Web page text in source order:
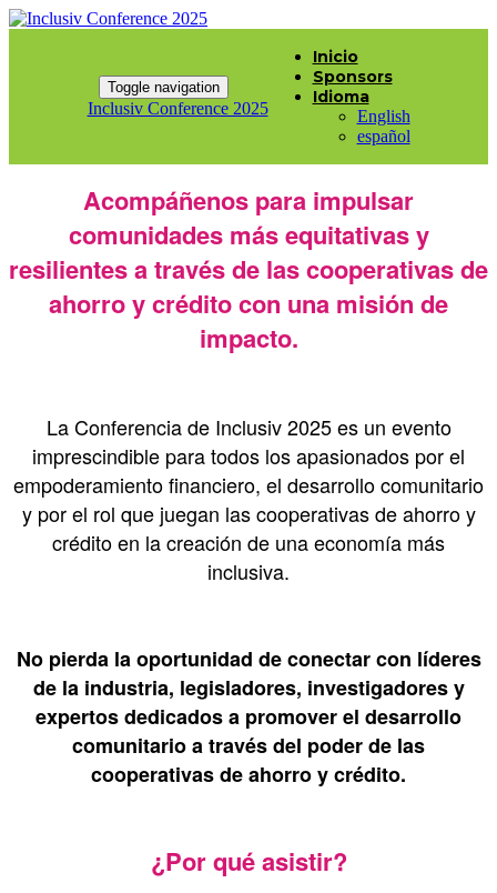
Toggle navigation
Inclusiv Conference 2025
Inicio
Sponsors
Idioma
English
español
Acompáñenos para impulsar
comunidades más equitativas y
resilientes a través de las cooperativas de
ahorro y crédito con una misión de
impacto.
La Conferencia de Inclusiv 2025 es un evento
imprescindible para todos los apasionados por el
empoderamiento financiero, el desarrollo comunitario
y por el rol que juegan las cooperativas de ahorro y
crédito en la creación de una economía más
inclusiva.
No pierda la oportunidad de conectar con líderes
de la industria, legisladores, investigadores y
expertos dedicados a promover el desarrollo
comunitario a través del poder de las
cooperativas de ahorro y crédito.
¿Por qué asistir?